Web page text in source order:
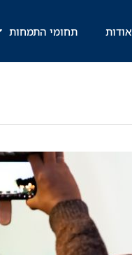
אודות תחומי התמחות